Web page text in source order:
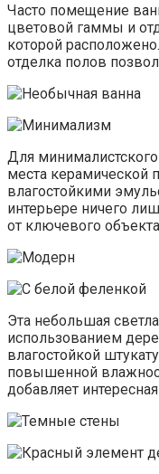
Часто помещение
цветовой гаммы и
которой
отделка полов
Для
места керамической
влагостойкими
интерьере ничего
от ключевого
Эта небольшая
использованием
влагостойкой
повышенной
добавляет